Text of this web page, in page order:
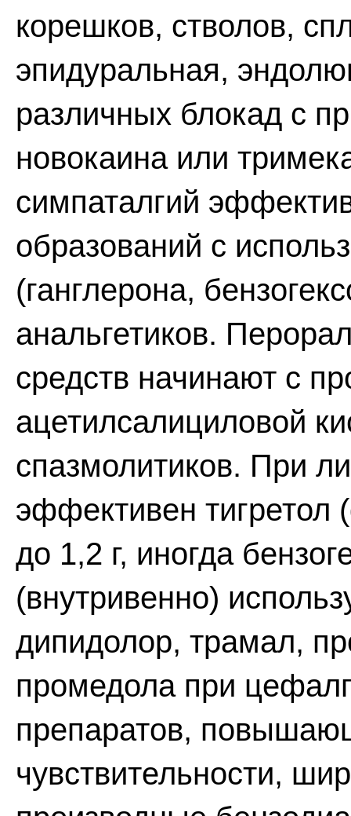
корешков, стволов,
эпидуральная,
различных блокад с
новокаина или
симпаталгий
образований с
(ганглерона,
анальгетиков.
средств начинают с
ацетилсалициловой
спазмолитиков. При
эффективен тигретол
до 1,2 г, иногда
(внутривенно)
дипидолор, трамал,
промедола при
препаратов,
чувствительности,